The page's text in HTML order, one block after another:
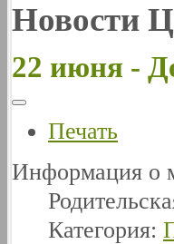
Новости
22 июня -
Печать
Информация о
Категория: